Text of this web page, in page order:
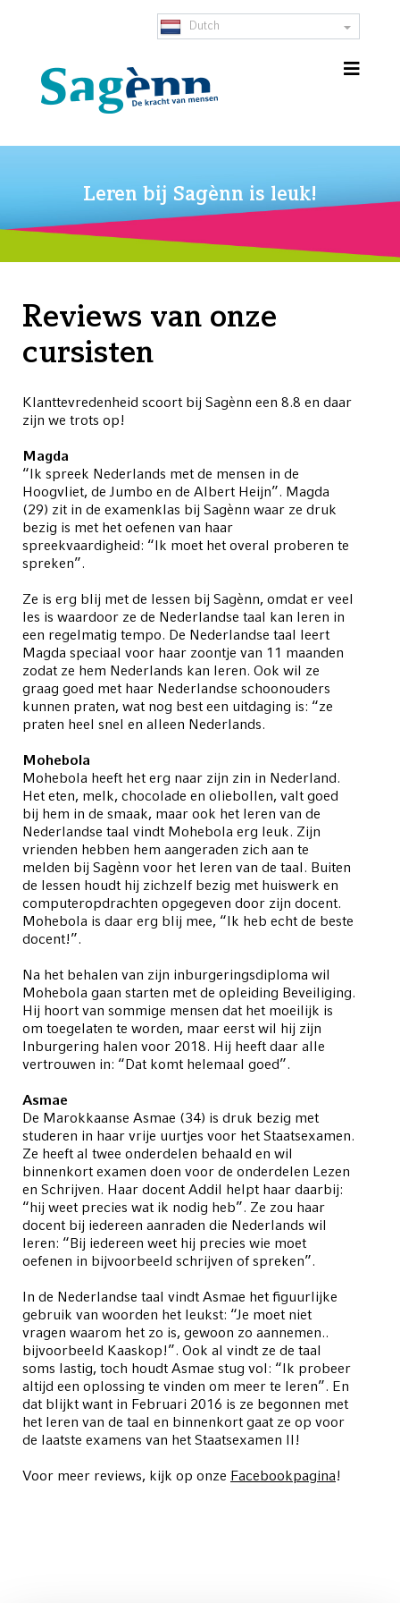
Dutch
Leren bij Sagènn is leuk!
Reviews van onze
cursisten
Klanttevredenheid scoort bij Sagènn een 8.8 en daar
zijn we trots op!
Magda
“Ik spreek Nederlands met de mensen in de
Hoogvliet, de Jumbo en de Albert Heijn”. Magda
(29) zit in de examenklas bij Sagènn waar ze druk
bezig is met het oefenen van haar
spreekvaardigheid: “Ik moet het overal proberen te
spreken”.
Ze is erg blij met de lessen bij Sagènn, omdat er veel
les is waardoor ze de Nederlandse taal kan leren in
een regelmatig tempo. De Nederlandse taal leert
Magda speciaal voor haar zoontje van 11 maanden
zodat ze hem Nederlands kan leren. Ook wil ze
graag goed met haar Nederlandse schoonouders
kunnen praten, wat nog best een uitdaging is: “ze
praten heel snel en alleen Nederlands.
Mohebola
Mohebola heeft het erg naar zijn zin in Nederland.
Het eten, melk, chocolade en oliebollen, valt goed
bij hem in de smaak, maar ook het leren van de
Nederlandse taal vindt Mohebola erg leuk. Zijn
vrienden hebben hem aangeraden zich aan te
melden bij Sagènn voor het leren van de taal. Buiten
de lessen houdt hij zichzelf bezig met huiswerk en
computeropdrachten opgegeven door zijn docent.
Mohebola is daar erg blij mee, “Ik heb echt de beste
docent!”.
Na het behalen van zijn inburgeringsdiploma wil
Mohebola gaan starten met de opleiding Beveiliging.
Hij hoort van sommige mensen dat het moeilijk is
om toegelaten te worden, maar eerst wil hij zijn
Inburgering halen voor 2018. Hij heeft daar alle
vertrouwen in: “Dat komt helemaal goed”.
Asmae
De Marokkaanse Asmae (34) is druk bezig met
studeren in haar vrije uurtjes voor het Staatsexamen.
Ze heeft al twee onderdelen behaald en wil
binnenkort examen doen voor de onderdelen Lezen
en Schrijven. Haar docent Addil helpt haar daarbij:
“hij weet precies wat ik nodig heb”. Ze zou haar
docent bij iedereen aanraden die Nederlands wil
leren: “Bij iedereen weet hij precies wie moet
oefenen in bijvoorbeeld schrijven of spreken”.
In de Nederlandse taal vindt Asmae het figuurlijke
gebruik van woorden het leukst: “Je moet niet
vragen waarom het zo is, gewoon zo aannemen..
bijvoorbeeld Kaaskop!”. Ook al vindt ze de taal
soms lastig, toch houdt Asmae stug vol: “Ik probeer
altijd een oplossing te vinden om meer te leren”. En
dat blijkt want in Februari 2016 is ze begonnen met
het leren van de taal en binnenkort gaat ze op voor
de laatste examens van het Staatsexamen II!
Voor meer reviews, kijk op onze Facebookpagina!